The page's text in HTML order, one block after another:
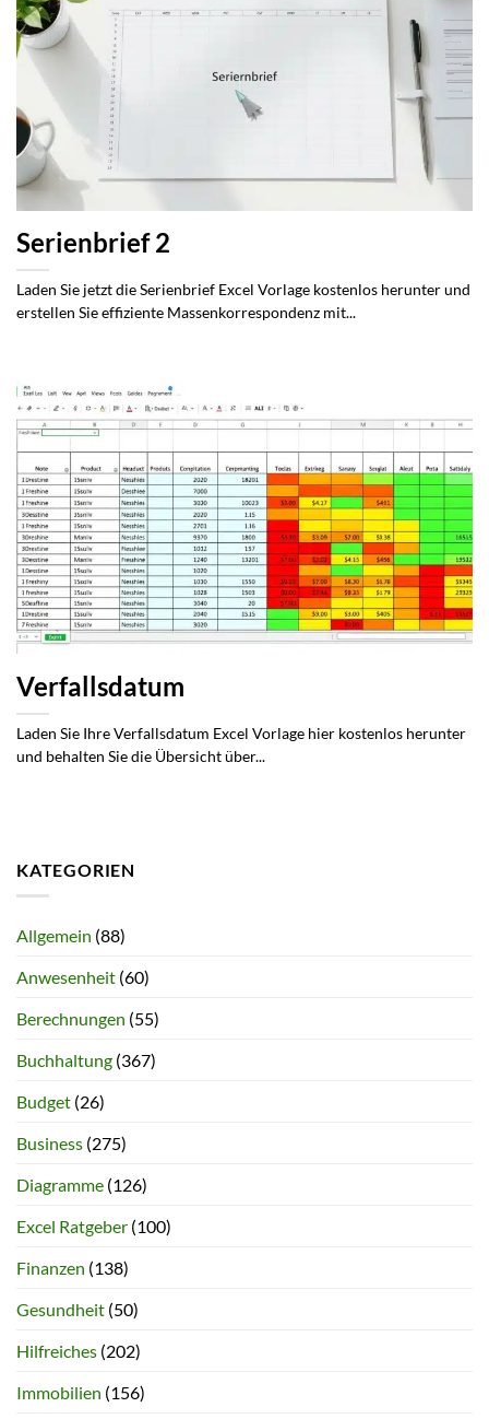
Serienbrief 2
Laden Sie jetzt die Serienbrief Excel Vorlage kostenlos herunter und
erstellen Sie effiziente Massenkorrespondenz mit...
Verfallsdatum
Laden Sie Ihre Verfallsdatum Excel Vorlage hier kostenlos herunter
und behalten Sie die Übersicht über...
KATEGORIEN
Allgemein (88)
Anwesenheit (60)
Berechnungen (55)
Buchhaltung (367)
Budget (26)
Business (275)
Diagramme (126)
Excel Ratgeber (100)
Finanzen (138)
Gesundheit (50)
Hilfreiches (202)
Immobilien (156)